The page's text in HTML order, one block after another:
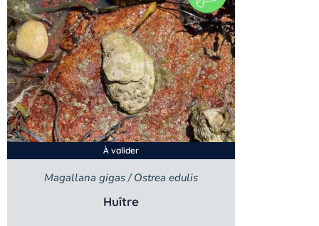
À valider
Magallana gigas / Ostrea edulis
Huître